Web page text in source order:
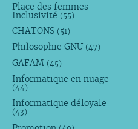
Place des femmes -
Inclusivité (55)
CHATONS (51)
Philosophie GNU (47)
GAFAM (45)
Informatique en nuage
(44)
Informatique déloyale
(43)